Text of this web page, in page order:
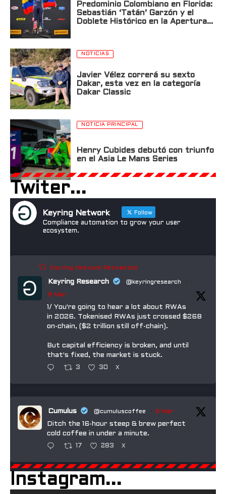
Predominio Colombiano en Florida:
Sebastián ‘Tatán’ Garzón y el
Doblete Histórico en la Apertura
NOTICIAS
Javier Vélez correrá su sexto
Dakar, esta vez en la categoría
Dakar Classic
NOTICIA PRINCIPAL
Henry Cubides debutó con triunfo
en el Asia Le Mans Series
Twiter...
Keyring Network Follow
Compliance automation to grow your user
ecosystem.
Keyring Network Retweeted
Keyring Research @keyringresearch ·
8 Mar
1/ You're going to hear a lot about RWAs
in 2026. Tokenised RWAs just crossed $26B
on-chain, ($2 trillion still off-chain).
But capital efficiency is broken, and until
that's fixed, the market is stuck.
3 30 X
Cumulus @cumuluscoffee · 6 Mar
Ditch the 16-hour steep & brew perfect
cold coffee in under a minute.
17 283 X
Manduka @mandukayoga · 5 Mar
Instagram...